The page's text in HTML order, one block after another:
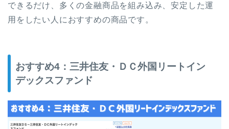
できるだけ、多くの金融商品を組み込み、安定した運
用をしたい人におすすめの商品です。
おすすめ4：三井住友・ＤＣ外国リートイン
デックスファンド